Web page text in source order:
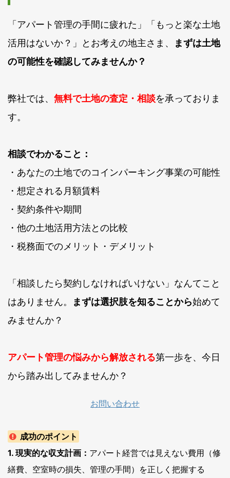
「アパート管理の手間に疲れた」「もっと楽な土地
活用はないか？」とお考えの地主さま、
まずは土地
の可能性を確認してみませんか？
弊社では、 無料で土地の査定・相談を承っておりま
す。
相談でわかること：
・あなたの土地でのコインパーキング事業の可能性
・想定される月額賃料
・契約条件や期間
・他の土地活用方法との比較
・税務面でのメリット・デメリット
「相談したら契約しなければいけない」なんてこと
はありません。
まずは選択肢を知ることから始めて
みませんか？
アパート管理の悩みから解放される第一歩を、今日
から踏み出してみませんか？
お問い合わせ
成功のポイント
1. 現実的な収支計画： アパート経営では見えない費用（修
繕費、空室時の損失、管理の手間）を正しく把握する